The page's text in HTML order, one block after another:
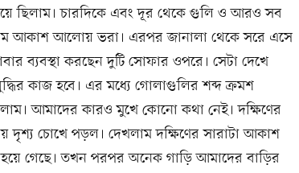
ছিলাম। চারদিকে এবং দূর থেকে গুলি ও আরও সব
আকাশ আলোয় ভরা। এরপর জানালা থেকে সরে এসে
ব্যবস্থা করছেন দুটি সোফার ওপরে। সেটা দেখে
কাজ হবে। এর মধ্যে গোলাগুলির শব্দ ক্রমশ
আমাদের কারও মুখে কোনো কথা নেই। দক্ষিণের
দৃশ্য চোখে পড়ল। দেখলাম দক্ষিণের সারাটা আকাশ
গেছে। তখন পরপর অনেক গাড়ি আমাদের বাড়ির